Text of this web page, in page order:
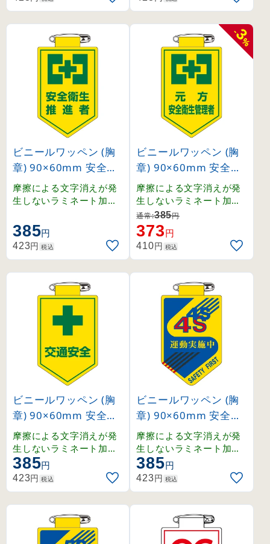
ビニールワッペン (胸
章) 90×60mm 安全ピ
ン式 安全衛生推進者 (
126024)
摩擦による文字消えが発
生しないラミネート加工
385円
423円 税込
-
3
%
ビニールワッペン (胸
章) 90×60mm 安全ピ
ン式 元方 安全衛生管
理者 (126026)
摩擦による文字消えが発
生しないラミネート加工
済みワッペン。
通常:385円
373円
410円 税込
ビニールワッペン (胸
章) 90×60mm 安全ピ
ン式 交通安全 (12602
7)
摩擦による文字消えが発
生しないラミネート加工
済みワッペン。
385円
423円 税込
ビニールワッペン (胸
章) 90×60mm 安全ピ
ン式 4S 運動実施中 (1
26028)
摩擦による文字消えが発
生しないラミネート加工
済みワッペン。
385円
423円 税込